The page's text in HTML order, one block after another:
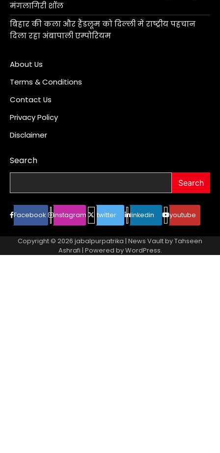
मंगलागिरी शॉल
बिहार की कला और हैंडलूम को दिल्ली में राष्ट्रीय पहचान
दिला रहा अंबापाली एम्पोरियम
About Us
Terms & Conditions
Contact Us
Privacy Policy
Disclaimer
Search
Search
Facebook instagram twitter linkedin youtube
Copyright © 2026 jabalpurpatrika | News Vault byTahseen
Ashrafi | Powered byWordPress.